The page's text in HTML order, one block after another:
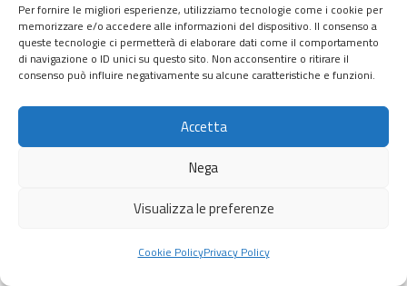
Per fornire le migliori esperienze, utilizziamo tecnologie come i cookie per
memorizzare e/o accedere alle informazioni del dispositivo. Il consenso a
queste tecnologie ci permetterà di elaborare dati come il comportamento
di navigazione o ID unici su questo sito. Non acconsentire o ritirare il
consenso può influire negativamente su alcune caratteristiche e funzioni.
Accetta
Nega
Visualizza le preferenze
Cookie PolicyPrivacy Policy